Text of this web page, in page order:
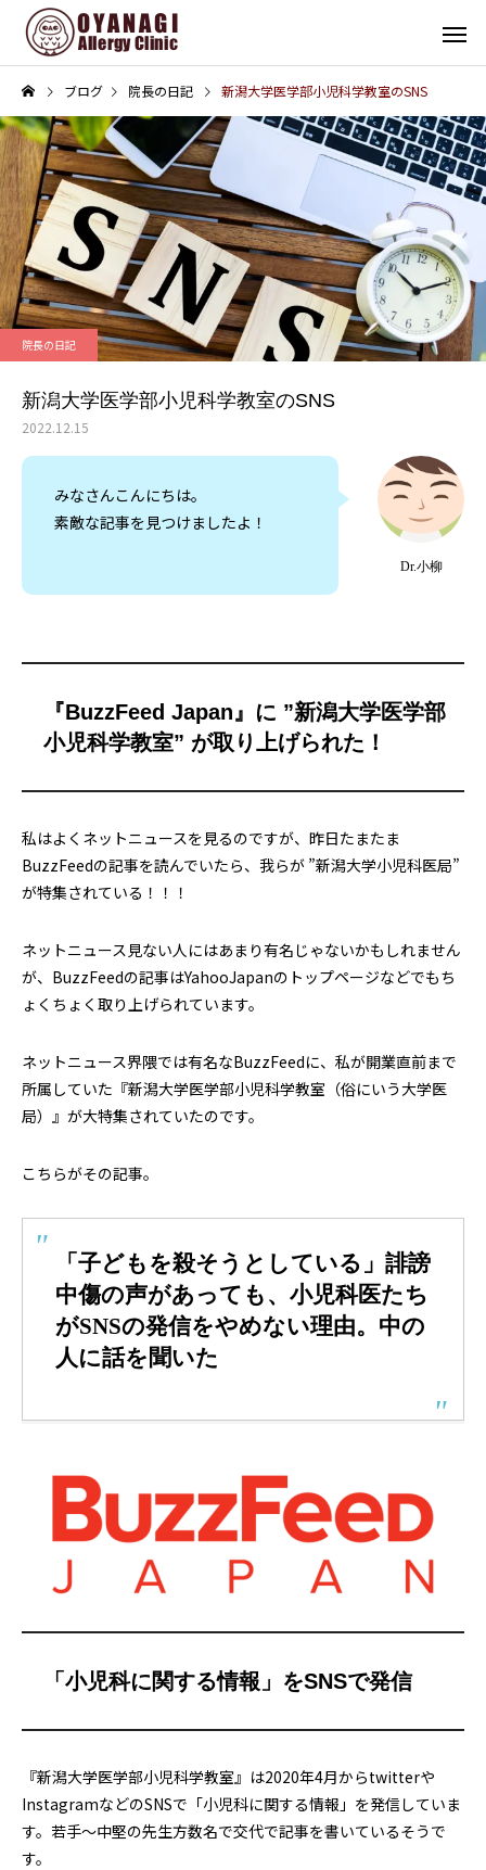
その他
子宮頸がん予防接種（HPV
ワクチン）を開始します
インフォメーション
4周年！
ブログ 院長の日記 新潟大学医学部小児科学教室のSNS
院長の日記
新潟大学医学部小児科学教室のSNS
2022.12.15
Dr.小柳
みなさんこんにちは。
素敵な記事を見つけましたよ！
『BuzzFeed Japan』に ”新潟大学医学部
小児科学教室” が取り上げられた！
私はよくネットニュースを見るのですが、昨日たまたま
BuzzFeedの記事を読んでいたら、我らが ”新潟大学小児科医局”
が特集されている！！！
ネットニュース見ない人にはあまり有名じゃないかもしれません
が、BuzzFeedの記事はYahooJapanのトップページなどでもち
ょくちょく取り上げられています。
ネットニュース界隈では有名なBuzzFeedに、私が開業直前まで
所属していた『新潟大学医学部小児科学教室（俗にいう大学医
局）』が大特集されていたのです。
こちらがその記事。
「子どもを殺そうとしている」誹謗
中傷の声があっても、小児科医たち
がSNSの発信をやめない理由。中の
人に話を聞いた
「小児科に関する情報」をSNSで発信
『新潟大学医学部小児科学教室』は2020年4月からtwitterや
InstagramなどのSNSで「小児科に関する情報」を発信していま
す。若手〜中堅の先生方数名で交代で記事を書いているそうで
す。